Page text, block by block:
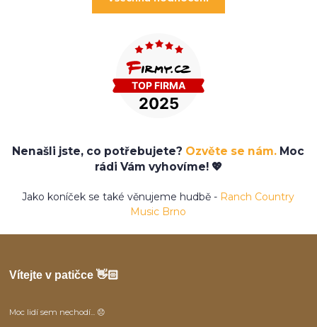
Nenašli jste, co potřebujete? Ozvěte se nám. Moc
rádi Vám vyhovíme! 💖
Jako koníček se také věnujeme hudbě - Ranch Country
Music Brno
Vítejte v patičce 👋🏻
Moc lidí sem nechodí... 😞